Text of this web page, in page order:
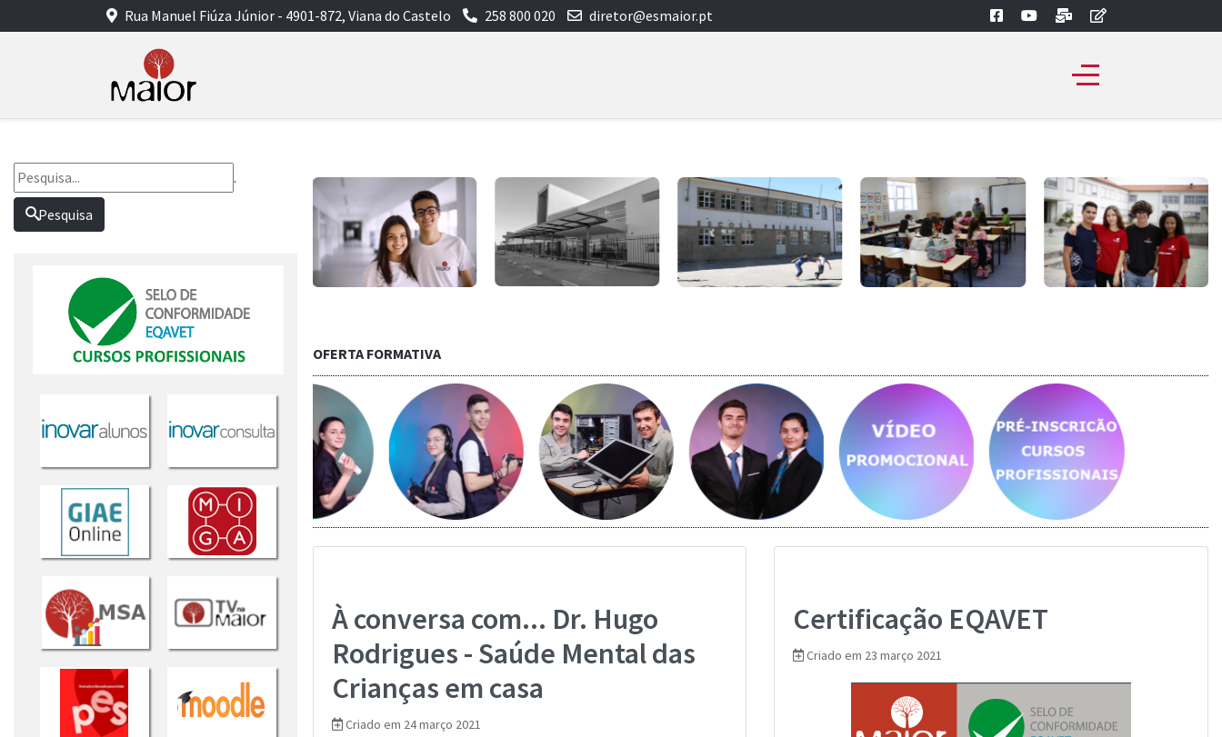
Rua Manuel Fiúza Júnior - 4901-872, Viana do Castelo 258 800 020 diretor@esmaior.pt
.
Pesquisa
OFERTA FORMATIVA
Saber mais... Saber mais...
Saber mais...
Saber mais...
Saber mais...
Saber mais...
À conversa com... Dr. Hugo
Rodrigues - Saúde Mental das
Crianças em casa
Criado em 24 março 2021
Certificação EQAVET
Criado em 23 março 2021